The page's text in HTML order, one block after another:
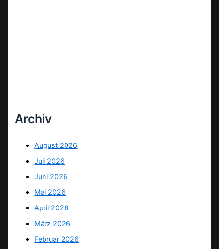
Archiv
August 2026
Juli 2026
Juni 2026
Mai 2026
April 2026
März 2026
Februar 2026